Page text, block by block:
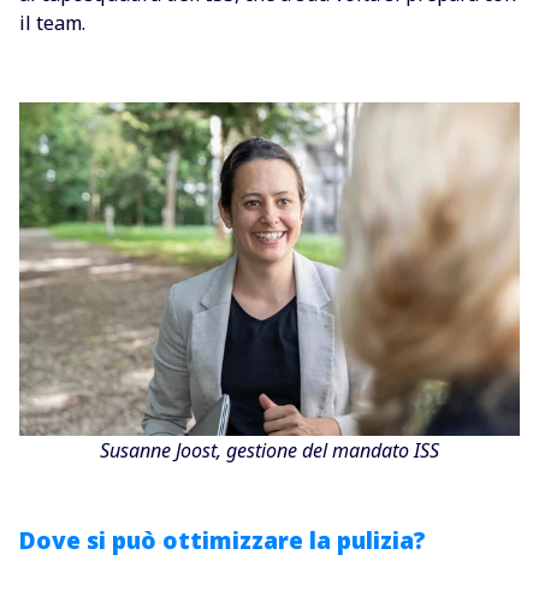
il team.
Susanne Joost, gestione del mandato ISS
Dove si può ottimizzare la pulizia?